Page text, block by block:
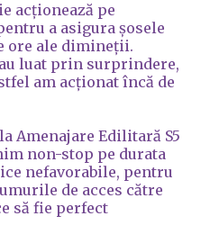
acționează pe
a asigura șosele
ore ale dimineții.
luat prin surprindere,
am acționat încă de
Amenajare Edilitară S5
non-stop pe durata
nefavorabile, pentru
de acces către
să fie perfect